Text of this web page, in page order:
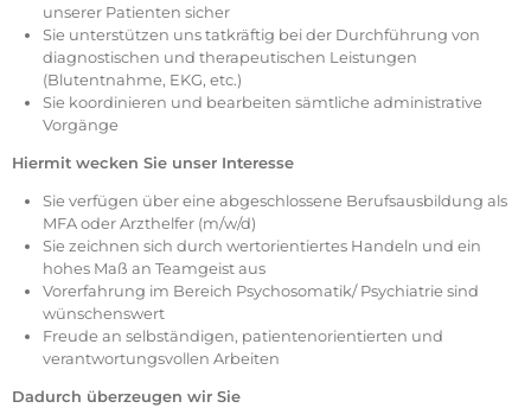
unserer Patienten sicher
Sie unterstützen uns tatkräftig bei der Durchführung von
diagnostischen und therapeutischen Leistungen
(Blutentnahme, EKG, etc.)
Sie koordinieren und bearbeiten sämtliche administrative
Vorgänge
Hiermit wecken Sie unser Interesse
Sie verfügen über eine abgeschlossene Berufsausbildung als
MFA oder Arzthelfer (m/w/d)
Sie zeichnen sich durch wertorientiertes Handeln und ein
hohes Maß an Teamgeist aus
Vorerfahrung im Bereich Psychosomatik/ Psychiatrie sind
wünschenswert
Freude an selbständigen, patientenorientierten und
verantwortungsvollen Arbeiten
Dadurch überzeugen wir Sie